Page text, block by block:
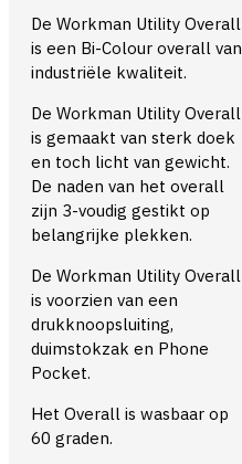
De Workman Utility Overall
is een Bi-Colour overall van
industriële kwaliteit.
De Workman Utility Overall
is gemaakt van sterk doek
en toch licht van gewicht.
De naden van het overall
zijn 3-voudig gestikt op
belangrijke plekken.
De Workman Utility Overall
is voorzien van een
drukknoopsluiting,
duimstokzak en Phone
Pocket.
Het Overall is wasbaar op
60 graden.